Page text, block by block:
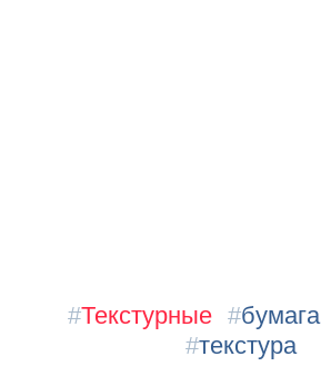
#Текстурные #бумага
#текстура